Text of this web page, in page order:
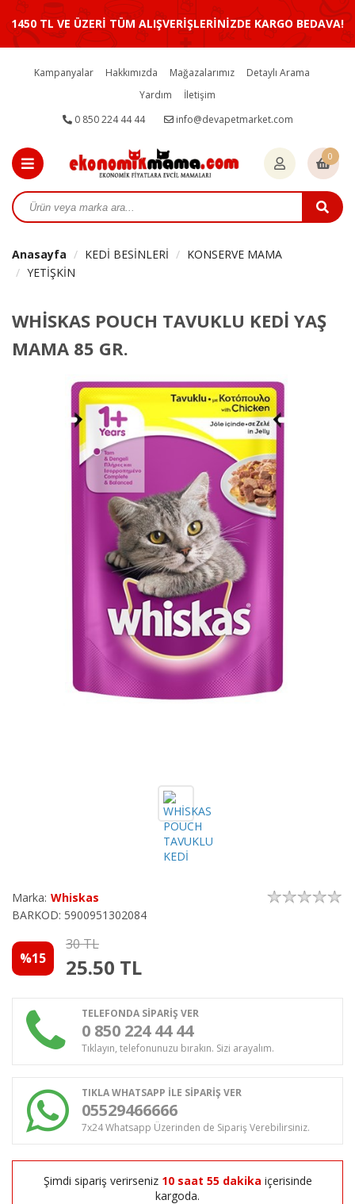
1450 TL VE ÜZERİ TÜM ALIŞVERİŞLERİNİZDE KARGO BEDAVA!
Kampanyalar Hakkımızda Mağazalarımız
Detaylı Arama
Yardım
İletişim
0 850 224 44 44
info@devapetmarket.com
0
Anasayfa KEDİ BESİNLERİ
KONSERVE MAMA
YETİŞKİN
WHİSKAS POUCH TAVUKLU KEDİ YAŞ
MAMA 85 GR.
Marka: Whiskas
BARKOD: 5900951302084
%15
30 TL
25.50 TL
TELEFONDA SİPARİŞ VER
0 850 224 44 44
Tıklayın, telefonunuzu bırakın. Sizi arayalım.
TIKLA WHATSAPP İLE SİPARİŞ VER
05529466666
7x24 Whatsapp Üzerinden de Sipariş Verebilirsiniz.
Şimdi sipariş verirseniz 10 saat 55 dakika içerisinde
kargoda.